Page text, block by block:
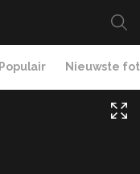
Populair Nieuwste